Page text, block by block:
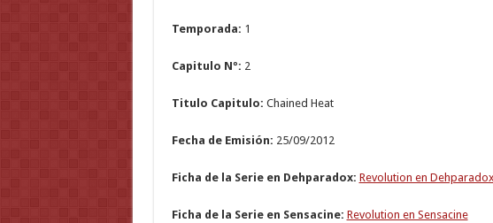
Temporada: 1
Capitulo Nº: 2
Titulo Capitulo: Chained Heat
Fecha de Emisión: 25/09/2012
Ficha de la Serie en Dehparadox: Revolution en
Ficha de la Serie en Sensacine: Revolution en Sensacine